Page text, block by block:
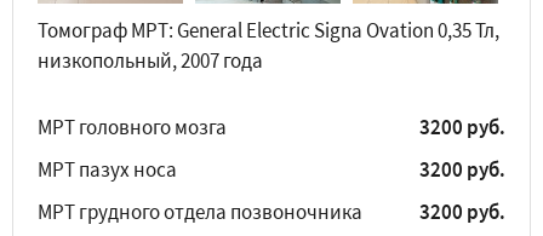
Томограф МРТ: General Electric Signa Ovation 0,35 Тл,
низкопольный, 2007 года
МРТ головного мозга
3200 руб.
МРТ пазух носа
3200 руб.
МРТ грудного отдела позвоночника
3200 руб.